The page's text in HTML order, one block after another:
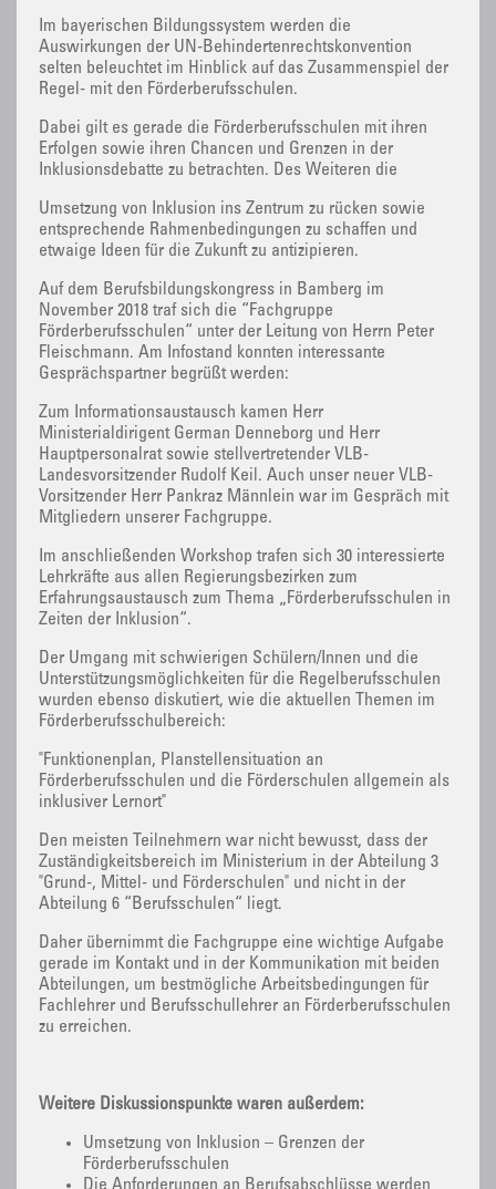
Im bayerischen Bildungssystem werden die
Auswirkungen der UN-Behindertenrechtskonvention
selten beleuchtet im Hinblick auf das Zusammenspiel der
Regel- mit den Förderberufsschulen.
Dabei gilt es gerade die Förderberufsschulen mit ihren
Erfolgen sowie ihren Chancen und Grenzen in der
Inklusionsdebatte zu betrachten. Des Weiteren die
Umsetzung von Inklusion ins Zentrum zu rücken sowie
entsprechende Rahmenbedingungen zu schaffen und
etwaige Ideen für die Zukunft zu antizipieren.
Auf dem Berufsbildungskongress in Bamberg im
November 2018 traf sich die “Fachgruppe
Förderberufsschulen“ unter der Leitung von Herrn Peter
Fleischmann. Am Infostand konnten interessante
Gesprächspartner begrüßt werden:
Zum Informationsaustausch kamen Herr
Ministerialdirigent German Denneborg und Herr
Hauptpersonalrat sowie stellvertretender VLB-
Landesvorsitzender Rudolf Keil. Auch unser neuer VLB-
Vorsitzender Herr Pankraz Männlein war im Gespräch mit
Mitgliedern unserer Fachgruppe.
Im anschließenden Workshop trafen sich 30 interessierte
Lehrkräfte aus allen Regierungsbezirken zum
Erfahrungsaustausch zum Thema „Förderberufsschulen in
Zeiten der Inklusion“.
Der Umgang mit schwierigen Schülern/Innen und die
Unterstützungsmöglichkeiten für die Regelberufsschulen
wurden ebenso diskutiert, wie die aktuellen Themen im
Förderberufsschulbereich:
"Funktionenplan, Planstellensituation an
Förderberufsschulen und die Förderschulen allgemein als
inklusiver Lernort"
Den meisten Teilnehmern war nicht bewusst, dass der
Zuständigkeitsbereich im Ministerium in der Abteilung 3
"Grund-, Mittel- und Förderschulen" und nicht in der
Abteilung 6 “Berufsschulen“ liegt.
Daher übernimmt die Fachgruppe eine wichtige Aufgabe
gerade im Kontakt und in der Kommunikation mit beiden
Abteilungen, um bestmögliche Arbeitsbedingungen für
Fachlehrer und Berufsschullehrer an Förderberufsschulen
zu erreichen.
Weitere Diskussionspunkte waren außerdem:
Umsetzung von Inklusion – Grenzen der
Förderberufsschulen